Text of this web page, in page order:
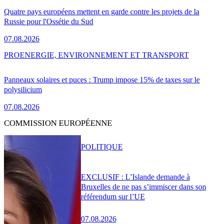
Quatre pays européens mettent en garde contre les projets de la
Russie pour l'Ossétie du Sud
07.08.2026
Panneaux solaires et puces : Trump impose 15% de taxes sur le
polysilicium
07.08.2026
PROENERGIE, ENVIRONNEMENT ET TRANSPORT
COMMISSION EUROPÉENNE
EXCLUSIF : L’Islande demande à
Bruxelles de ne pas s’immiscer dans son
référendum sur l’UE
07.08.2026
POLITIQUE